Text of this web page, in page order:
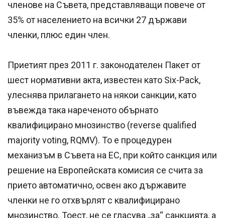
членове на Съвета, представляващи повече от
35% от населението на всички 27 държави
членки, плюс един член.
Приетият през 2011 г. законодателен Пакет от
шест нормативни акта, известен като Six-Pack,
улеснява прилагането на някои санкции, като
въвежда така нареченото обърнато
квалифицирано мнозинство (reverse qualified
majority voting, RQMV). То е процедурен
механизъм в Съвета на ЕС, при който санкция или
решение на Европейската комисия се счита за
прието автоматично, освен ако държавите
членки не го отхвърлят с квалифицирано
мнозинство. Тоест, не се гласува „за“ санкцията, а